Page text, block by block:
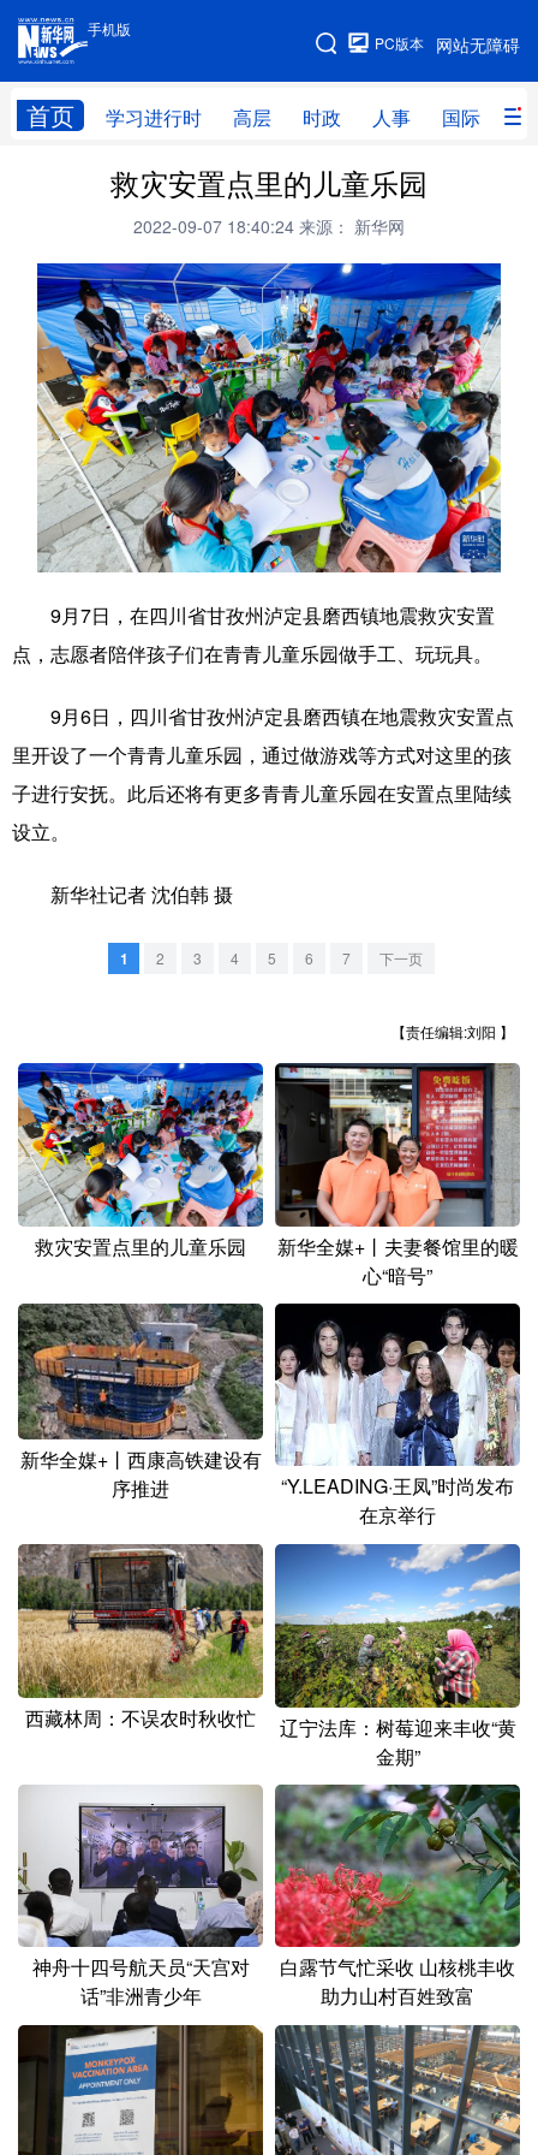
手机版
网站无障碍
PC版本
首页 学习进行时 高层 时政 人事 国际 财
手机版
网站地图
学习进行时 高层 时政
财经 网评
台湾 思客智库 全球连线 教育
科技 科创 量子 体育
文化 书画 健康 军事
访谈 视频 图片 政务
法律 中央文件 金融 汽车
食品 人居 信息化 数字经济
文化产业
地方频道
江西
山东 河南 湖北 湖南
广东 广西 海南 重庆
四川 贵州 云南 西藏
陕西 甘肃 青海 宁夏
多语种频道
English Español Français عربى
Русский язык 日本語 한국어
救灾安置点里的儿童乐园
2022-09-07 18:40:24 来源： 新华网
9月7日，在四川省甘孜州泸定县磨西镇地震救灾安置
点，志愿者陪伴孩子们在青青儿童乐园做手工、玩玩具。
9月6日，四川省甘孜州泸定县磨西镇在地震救灾安置点
里开设了一个青青儿童乐园，通过做游戏等方式对这里的孩
子进行安抚。此后还将有更多青青儿童乐园在安置点里陆续
设立。
新华社记者 沈伯韩 摄
1 2 3 4 5 6 7 下一页
【责任编辑:刘阳 】
救灾安置点里的儿童乐园
新华全媒+丨夫妻餐馆里的暖
心“暗号”
新华全媒+丨西康高铁建设有
序推进
“Y.LEADING·王凤”时尚发布
在京举行
西藏林周：不误农时秋收忙
辽宁法库：树莓迎来丰收“黄
金期”
神舟十四号航天员“天宫对
话”非洲青少年
白露节气忙采收 山核桃丰收
助力山村百姓致富